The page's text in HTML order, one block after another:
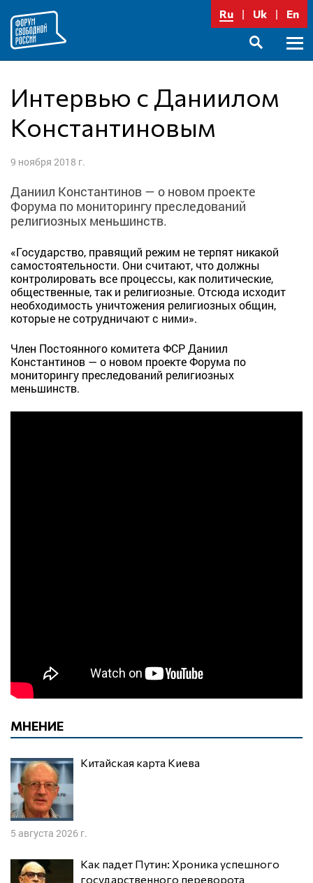
содержимому
Ru Uk En
Интервью с Даниилом
Константиновым
9 ноября 2018 г.
Даниил Константинов — о новом проекте
Форума по мониторингу преследований
религиозных меньшинств.
«Государство, правящий режим не терпят никакой
самостоятельности. Они считают, что должны
контролировать все процессы, как политические,
общественные, так и религиозные. Отсюда исходит
необходимость уничтожения религиозных общин,
которые не сотрудничают с ними».
Член Постоянного комитета ФСР Даниил
Константинов — о новом проекте Форума по
мониторингу преследований религиозных
меньшинств.
МНЕНИЕ
Китайская карта Киева
5 августа 2026 г.
Как падет Путин: Хроника успешного
государственного переворота